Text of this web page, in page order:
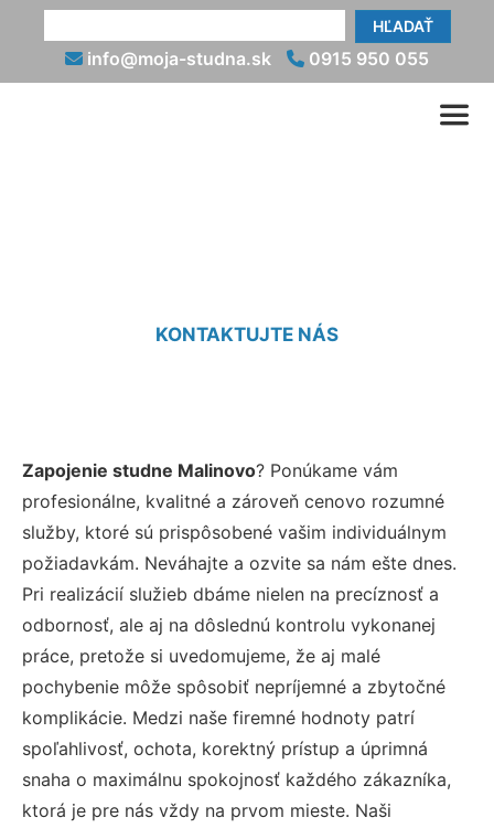
HĽADAŤ
info@moja-studna.sk 0915 950 055
KONTAKTUJTE NÁS
Zapojenie studne Malinovo? Ponúkame vám
profesionálne, kvalitné a zároveň cenovo rozumné
služby, ktoré sú prispôsobené vašim individuálnym
požiadavkám. Neváhajte a ozvite sa nám ešte dnes.
Pri realizácií služieb dbáme nielen na precíznosť a
odbornosť, ale aj na dôslednú kontrolu vykonanej
práce, pretože si uvedomujeme, že aj malé
pochybenie môže spôsobiť nepríjemné a zbytočné
komplikácie. Medzi naše firemné hodnoty patrí
spoľahlivosť, ochota, korektný prístup a úprimná
snaha o maximálnu spokojnosť každého zákazníka,
ktorá je pre nás vždy na prvom mieste. Naši